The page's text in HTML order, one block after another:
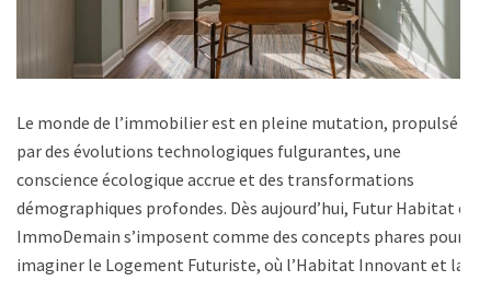
Le monde de l’immobilier est en pleine mutation, propulsé
par des évolutions technologiques fulgurantes, une
conscience écologique accrue et des transformations
démographiques profondes. Dès aujourd’hui, Futur Habitat et
ImmoDemain s’imposent comme des concepts phares pour
imaginer le Logement Futuriste, où l’Habitat Innovant et la